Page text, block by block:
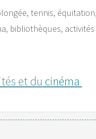
tennis,
bibliothèques,
et du cinéma